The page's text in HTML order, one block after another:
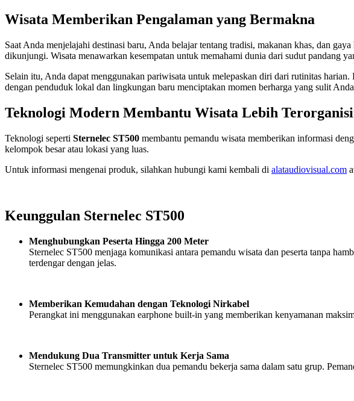
Wisata Memberikan Pengalaman yang Bermakna
Saat Anda menjelajahi destinasi baru, Anda belajar tentang tradisi, makanan khas, dan
dikunjungi. Wisata menawarkan kesempatan untuk memahami dunia dari sudut pandang
Selain itu, Anda dapat menggunakan pariwisata untuk melepaskan diri dari rutinitas
dengan penduduk lokal dan lingkungan baru menciptakan momen berharga yang sulit
Teknologi Modern Membantu Wisata Lebih
Teknologi seperti Sternelec ST500 membantu pemandu wisata memberikan informasi
kelompok besar atau lokasi yang luas.
Untuk informasi mengenai produk, silahkan hubungi kami kembali di alataudiovisual.com
Keunggulan Sternelec ST500
Menghubungkan Peserta Hingga 200 Meter
Sternelec ST500 menjaga komunikasi antara pemandu wisata dan peserta tanpa
terdengar dengan jelas.
Memberikan Kemudahan dengan Teknologi Nirkabel
Perangkat ini menggunakan earphone built-in yang memberikan kenyamanan
Mendukung Dua Transmitter untuk Kerja Sama
Sternelec ST500 memungkinkan dua pemandu bekerja sama dalam satu grup.